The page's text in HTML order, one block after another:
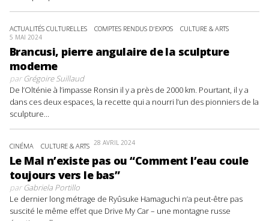
ACTUALITÉS CULTURELLES COMPTES RENDUS D'EXPOS CULTURE & ARTS
5 MAI 2024
Brancusi, pierre angulaire de la sculpture
moderne
parGrégoire Suillaud
De l’Olténie à l’impasse Ronsin il y a près de 2000 km. Pourtant, il y a
dans ces deux espaces, la recette qui a nourri l’un des pionniers de la
sculpture...
CINÉMA CULTURE & ARTS 28 AVRIL 2024
Le Mal n’existe pas ou “Comment l’eau coule
toujours vers le bas”
parGabriela Portillo
Le dernier long métrage de Ryûsuke Hamaguchi n’a peut-être pas
suscité le même effet que Drive My Car – une montagne russe